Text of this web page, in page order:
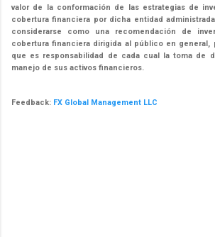
valor de la conformación de las estrategias de
cobertura financiera por dicha entidad
considerarse como una recomendación de
cobertura financiera dirigida al público en general,
que es responsabilidad de cada cual la toma de
manejo de sus activos financieros.
Feedback: FX Global Management LLC